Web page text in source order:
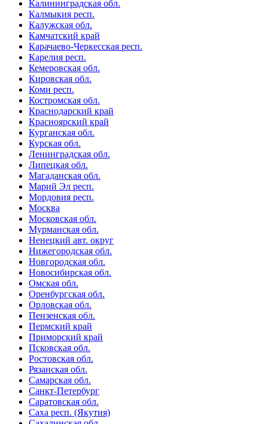
Калининградская обл.
Калмыкия респ.
Калужская обл.
Камчатский край
Карачаево-Черкесская респ.
Карелия респ.
Кемеровская обл.
Кировская обл.
Коми респ.
Костромская обл.
Краснодарский край
Красноярский край
Курганская обл.
Курская обл.
Ленинградская обл.
Липецкая обл.
Магаданская обл.
Марий Эл респ.
Мордовия респ.
Москва
Московская обл.
Мурманская обл.
Ненецкий авт. округ
Нижегородская обл.
Новгородская обл.
Новосибирская обл.
Омская обл.
Оренбургская обл.
Орловская обл.
Пензенская обл.
Пермский край
Приморский край
Псковская обл.
Ростовская обл.
Рязанская обл.
Самарская обл.
Санкт-Петербург
Саратовская обл.
Саха респ. (Якутия)